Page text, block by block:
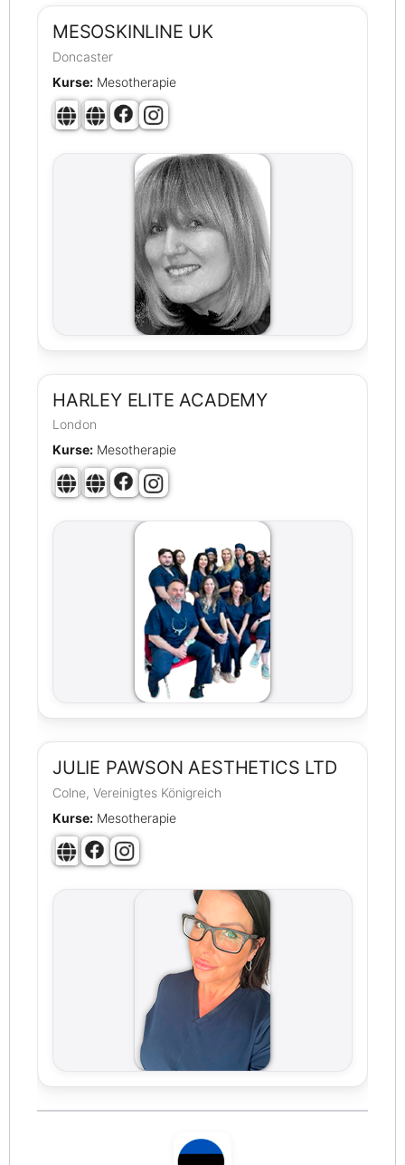
MESOSKINLINE UK
Doncaster
Kurse: Mesotherapie
HARLEY ELITE ACADEMY
London
Kurse: Mesotherapie
JULIE PAWSON AESTHETICS LTD
Colne, Vereinigtes Königreich
Kurse: Mesotherapie